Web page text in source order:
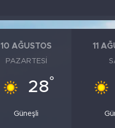
10 AĞUSTOS
PAZARTESI
28°
Güneşli
11